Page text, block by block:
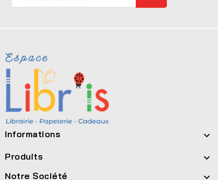
Informations 
Produits 
Notre Société 